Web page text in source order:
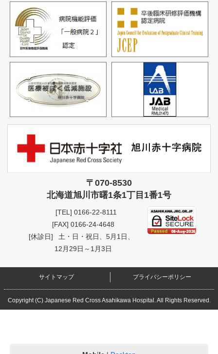
〒070-8530
北海道旭川市曙1条1丁目1番1号
[TEL] 0166-22-8111
[FAX] 0166-24-4648
[休診日]
土・日・祝日、5月1日、
12月29日～1月3日
サイトマップ プライバシーポリシー
Copyright (C) Japanese Red Cross Asahikawa Hospital. All Rights Reserved.